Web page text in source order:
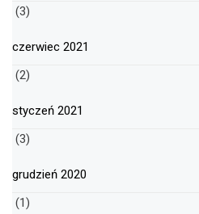
(3)
czerwiec 2021
(2)
styczeń 2021
(3)
grudzień 2020
(1)